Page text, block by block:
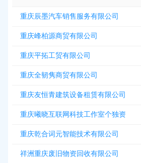
重庆辰墨汽车销售服务有限公司
重庆峰柏源商贸有限公司
重庆平拓工贸有限公司
重庆全韧隽商贸有限公司
重庆友恒青建筑设备租赁有限公司
重庆曦晓互联网科技工作室个独资
重庆乾合词元智能技术有限公司
祥洲重庆废旧物资回收有限公司